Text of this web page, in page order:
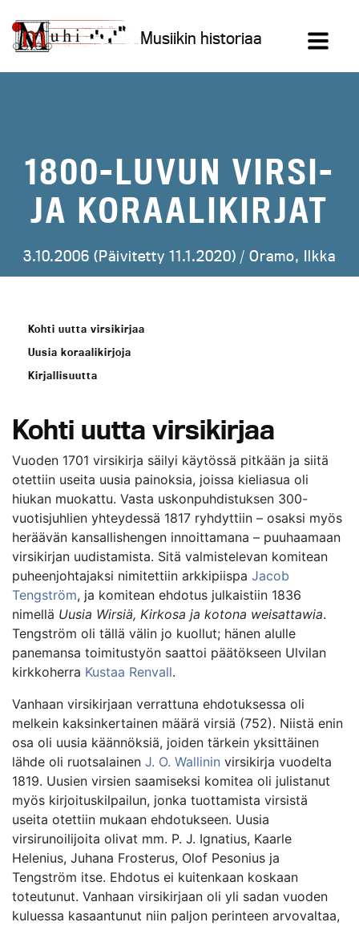
sisältöön
Musiikin historiaa
1800-LUVUN VIRSI-
JA KORAALIKIRJAT
3.10.2006 (Päivitetty 11.1.2020) / Oramo, Ilkka
Kohti uutta virsikirjaa
Uusia koraalikirjoja
Kirjallisuutta
Kohti uutta virsikirjaa
Vuoden 1701 virsikirja säilyi käytössä pitkään ja siitä
otettiin useita uusia painoksia, joissa kieliasua oli
hiukan muokattu. Vasta uskonpuhdistuksen 300-
vuotisjuhlien yhteydessä 1817 ryhdyttiin – osaksi myös
heräävän kansallishengen innoittamana – puuhaamaan
virsikirjan uudistamista. Sitä valmistelevan komitean
puheenjohtajaksi nimitettiin arkkipiispa Jacob
Tengström, ja komitean ehdotus julkaistiin 1836
nimellä Uusia Wirsiä, Kirkosa ja kotona weisattawia.
Tengström oli tällä välin jo kuollut; hänen alulle
panemansa toimitustyön saattoi päätökseen Ulvilan
kirkkoherra Kustaa Renvall.
Vanhaan virsikirjaan verrattuna ehdotuksessa oli
melkein kaksinkertainen määrä virsiä (752). Niistä enin
osa oli uusia käännöksiä, joiden tärkein yksittäinen
lähde oli ruotsalainen J. O. Wallinin virsikirja vuodelta
1819. Uusien virsien saamiseksi komitea oli julistanut
myös kirjoituskilpailun, jonka tuottamista virsistä
useita otettiin mukaan ehdotukseen. Uusia
virsirunoilijoita olivat mm. P. J. Ignatius, Kaarle
Helenius, Juhana Frosterus, Olof Pesonius ja
Tengström itse. Ehdotus ei kuitenkaan koskaan
toteutunut. Vanhaan virsikirjaan oli yli sadan vuoden
kuluessa kasaantunut niin paljon perinteen arvovaltaa,